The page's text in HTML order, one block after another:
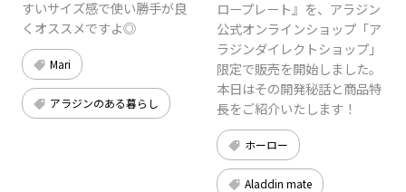
すいサイズ感で使い勝手が良
くオススメですよ◎
Mari
アラジンのある暮らし
ロープレート』を、アラジン
公式オンラインショップ「ア
ラジンダイレクトショップ」
限定で販売を開始しました。
本日はその開発秘話と商品特
長をご紹介いたします！
ホーロー
Aladdin mate